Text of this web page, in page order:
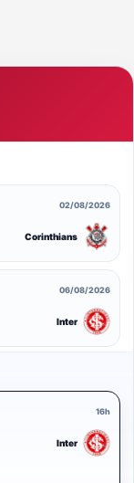
02/08/2026
Corinthians
06/08/2026
Inter
16h
Inter